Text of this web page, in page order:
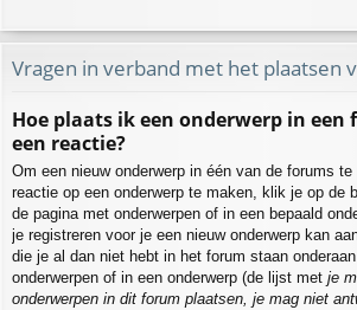
Vragen in verband met het plaatsen
Hoe plaats ik een onderwerp in
een reactie?
Om een nieuw onderwerp in één van de forums
reactie op een onderwerp te maken, klik je op de
de pagina met onderwerpen of in een bepaald
je registreren voor je een nieuw onderwerp kan
die je al dan niet hebt in het forum staan
onderwerpen of in een onderwerp (de lijst met je
onderwerpen in dit forum plaatsen, je mag niet